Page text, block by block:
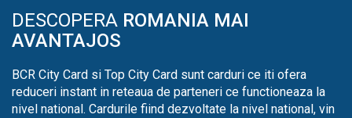
DESCOPERA ROMANIA MAI
AVANTAJOS
BCR City Card si Top City Card sunt carduri ce iti ofera
reduceri instant in reteaua de parteneri ce functioneaza la
nivel national. Cardurile fiind dezvoltate la nivel national, vin